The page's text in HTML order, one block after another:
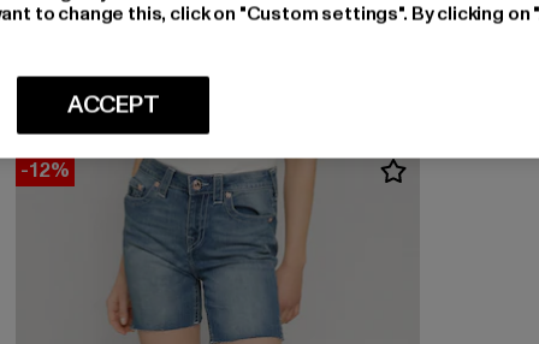
EUR 47,49
Derzeitiger Preis: EUR 47,49
-12%
to change this, click on "Custom settings". By clicking
ACCEPT